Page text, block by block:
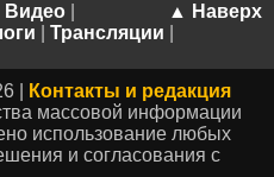
▲ Наверх
Видео
Трансляции
|
Контакты и редакция
массовой информации
использование любых
и согласования с